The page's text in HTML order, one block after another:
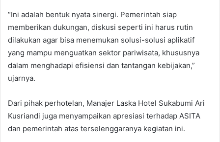
“Ini adalah bentuk nyata sinergi. Pemerintah siap
memberikan dukungan, diskusi seperti ini harus rutin
dilakukan agar bisa menemukan solusi-solusi aplikatif
yang mampu menguatkan sektor pariwisata, khususnya
dalam menghadapi efisiensi dan tantangan kebijakan,”
ujarnya.
Dari pihak perhotelan, Manajer Laska Hotel Sukabumi Ari
Kusriandi juga menyampaikan apresiasi terhadap ASITA
dan pemerintah atas terselenggaranya kegiatan ini.